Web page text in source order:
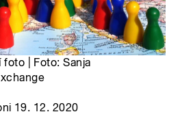
foto | Foto: Sanja
19. 12. 2020